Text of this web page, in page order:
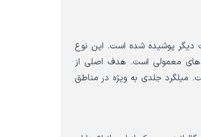
دیگر پوشیده شده است. این نوع
معمولی است. هدف اصلی از
میلگرد جلدی به ویژه در مناطق